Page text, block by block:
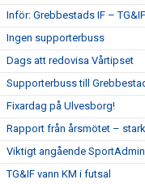
Inför: Grebbestads IF – TG&IF
Ingen supporterbuss
Dags att redovisa Vårtipset
Supporterbuss till
Fixardag på Ulvesborg!
Rapport från årsmötet –
Viktigt angående SportAdmin
TG&IF vann KM i futsal